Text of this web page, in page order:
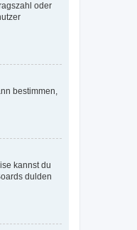
oder
bestimmen,
kannst du
dulden